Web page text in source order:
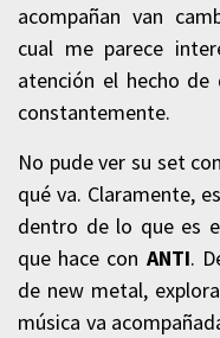
acompañan van
cual me parece
atención el hecho de
constantemente.
No pude ver su set
qué va. Claramente,
dentro de lo que es
que hace con ANTI.
de new metal,
música va